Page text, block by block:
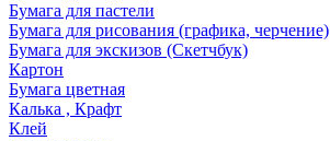
Бумага для пастели
Бумага для рисования (графика, черчение)
Бумага для экскизов (Скетчбук)
Картон
Бумага цветная
Калька , Крафт
Клей